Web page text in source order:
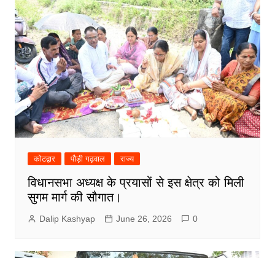
कोटद्वार पौड़ी गढ़वाल राज्य
विधानसभा अध्यक्ष के प्रयासों से इस क्षेत्र को मिली
सुगम मार्ग की सौगात।
Dalip Kashyap June 26, 2026 0